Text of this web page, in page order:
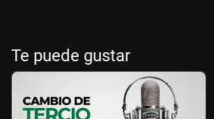
Te puede gustar